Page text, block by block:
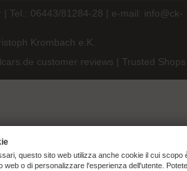
Tel.: 06443/81284-28 | e-mail: info@ck-
Krombach e.K.
customer reviews | Trusted Shops
questo sito web utilizza anche cookie il cui scopo
web o di personalizzare l'esperienza dell'utente. Potete